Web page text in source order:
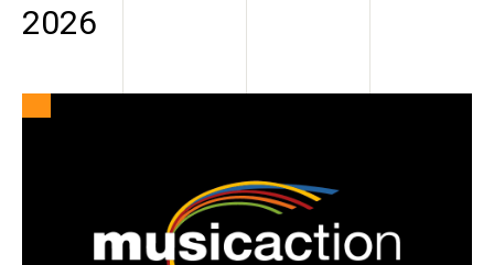
2026